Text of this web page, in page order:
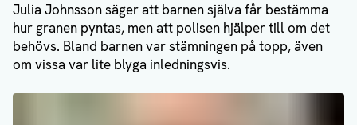
Julia Johnsson säger att barnen själva får bestämma
hur granen pyntas, men att polisen hjälper till om det
behövs. Bland barnen var stämningen på topp, även
om vissa var lite blyga inledningsvis.